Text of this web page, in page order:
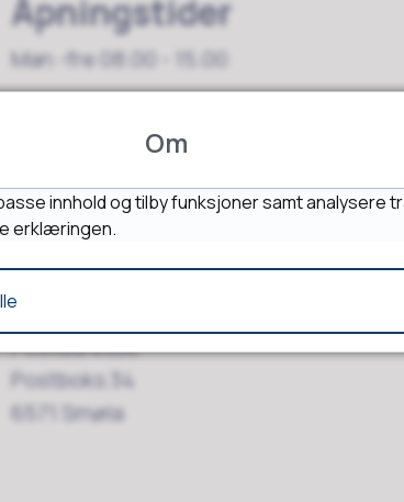
Åpningstider
Man -fre 08.00 - 15.00
Adresse
Besøksadresse
Rådhusveien 14
6570 Smøla
Postadresse
Postboks 34
6571 Smøla
Om
innhold og tilby funksjoner samt analysere
erklæringen.